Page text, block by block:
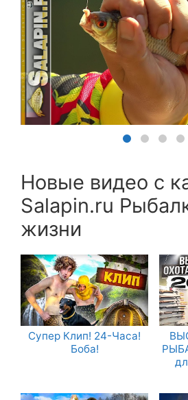
Новые видео с
Salapin.ru
жизни
Супер Клип! 24-Часа!
Боба!